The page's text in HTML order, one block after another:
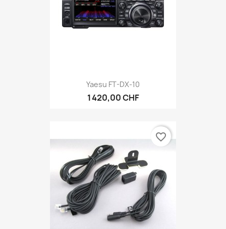
Yaesu FT-DX-10
1 420,00 CHF
favorite_border